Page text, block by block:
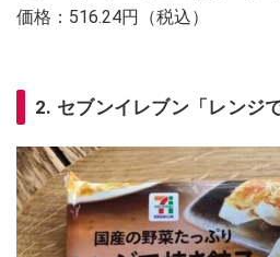
価格：516.24円（税込）
2. セブンイレブン「レンジ